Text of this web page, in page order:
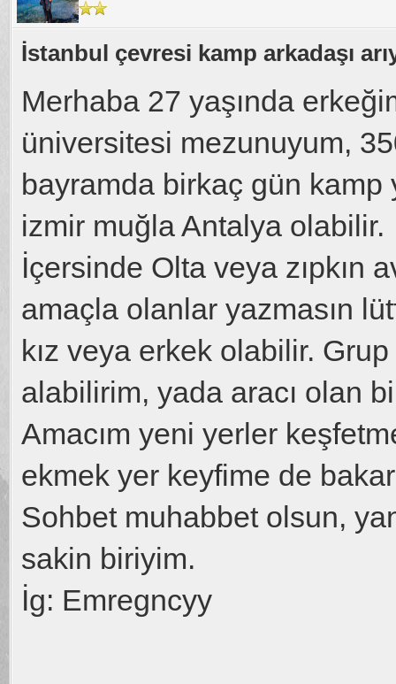
İstanbul çevresi kamp arkadaşı
Merhaba 27 yaşında
üniversitesi mezunuyum,
bayramda birkaç gün kamp
izmir muğla Antalya olabilir.
İçersinde Olta veya zıpkın
amaçla olanlar yazmasın
kız veya erkek olabilir.
alabilirim, yada aracı olan
Amacım yeni yerler
ekmek yer keyfime de
Sohbet muhabbet olsun,
sakin biriyim.
İg: Emregncyy